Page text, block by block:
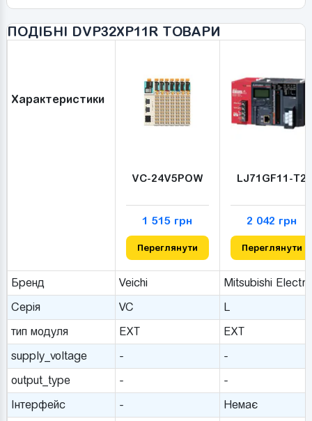
ПОДІБНІ DVP32XP11R ТОВАРИ
Характеристики
VC-24V5POW
1 515 грн
Переглянути
LJ71GF11-T2
2 042 грн
Переглянути
Бренд Veichi
Mitsubishi
Серія
VC
L
тип модуля
EXT
EXT
supply_voltage
-
-
output_type
-
-
Інтерфейс
-
Немає